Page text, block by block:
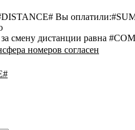
Вы оплатили:
смену дистанции равна
номеров согласен